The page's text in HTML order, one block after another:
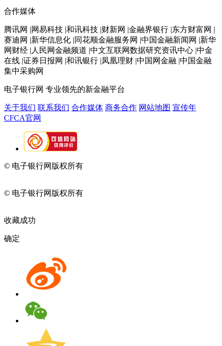
合作媒体
腾讯网 |网易科技 |和讯科技 |财新网 |金融界银行 |东方财富网 |
赛迪网 |新华信息化 |同花顺金融服务网 |中国金融新闻网 |新华
网财经 |人民网金融频道 |中文互联网数据研究资讯中心 |中金
在线 |证券日报网 |和讯银行 |凤凰理财 |中国网金融 |中国金融
集中采购网
电子银行网 专业领先的新金融平台
关于我们 联系我们 合作媒体 商务合作 网站地图 宣传年
CFCA官网
© 电子银行网版权所有
© 电子银行网版权所有
收藏成功
确定